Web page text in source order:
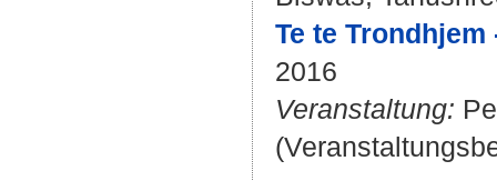
Te te
2016
Veranstaltung: